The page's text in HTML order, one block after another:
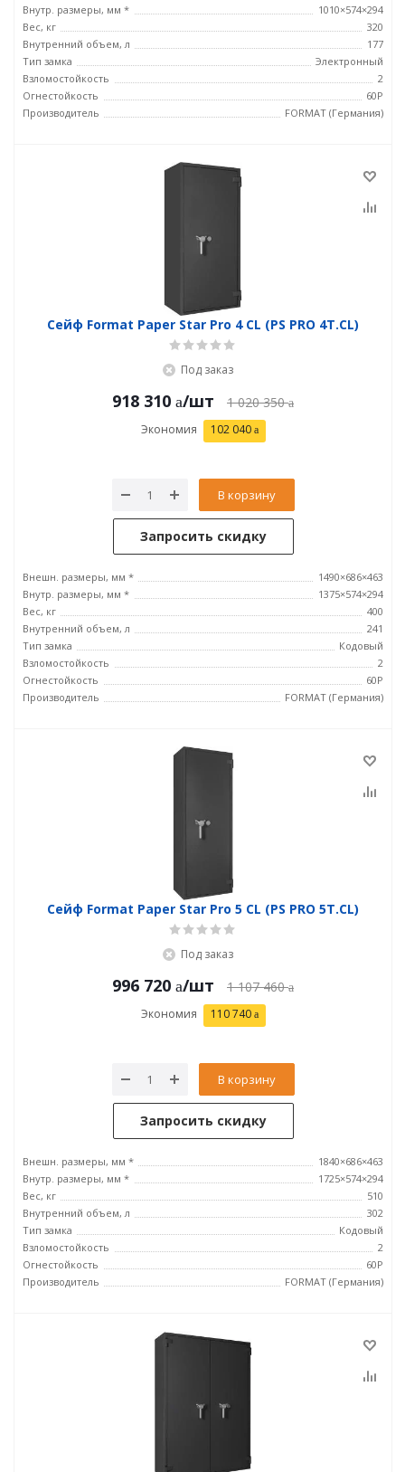
Внутр. размеры, мм *
1010×574×294
Вес, кг
320
Внутренний объем, л
177
Тип замка
Электронный
Взломостойкость
2
Огнестойкость
60P
Производитель
FORMAT (Германия)
Сейф Format Paper Star Pro 4 CL (PS PRO 4Т.CL)
Под заказ
918 310 /шт 1 020 350
Экономия 102 040
В корзину
Запросить скидку
Внешн. размеры, мм *
1490×686×463
Внутр. размеры, мм *
1375×574×294
Вес, кг
400
Внутренний объем, л
241
Тип замка
Кодовый
Взломостойкость
2
Огнестойкость
60P
Производитель
FORMAT (Германия)
Сейф Format Paper Star Pro 5 CL (PS PRO 5Т.CL)
Под заказ
996 720 /шт 1 107 460
Экономия 110 740
В корзину
Запросить скидку
Внешн. размеры, мм *
1840×686×463
Внутр. размеры, мм *
1725×574×294
Вес, кг
510
Внутренний объем, л
302
Тип замка
Кодовый
Взломостойкость
2
Огнестойкость
60P
Производитель
FORMAT (Германия)